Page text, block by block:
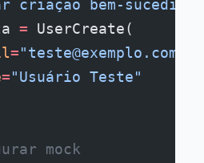
criação bem-sucedida
= UserCreate(
="teste@exemplo.com"
="Usuário Teste"
mock